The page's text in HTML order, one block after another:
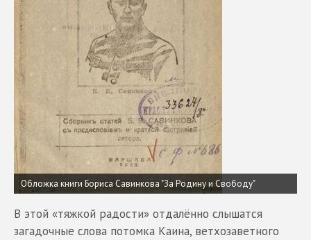
Обложка книги Бориса Савинкова "За Родину и Свободу"
В этой «тяжкой радости» отдалённо слышатся
загадочные слова потомка Каина, ветхозаветного